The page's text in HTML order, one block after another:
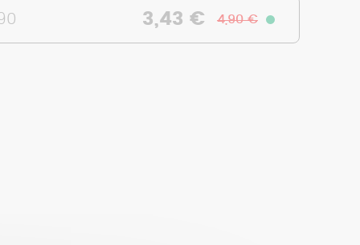
3,43 € 4,90 €